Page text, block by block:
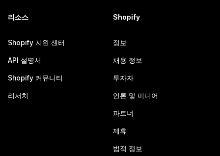
리소스
Shopify 지원 센터
API 설명서
Shopify 커뮤니티
리서치
Shopify
정보
채용 정보
투자자
언론 및 미디어
파트너
제휴
법적 정보